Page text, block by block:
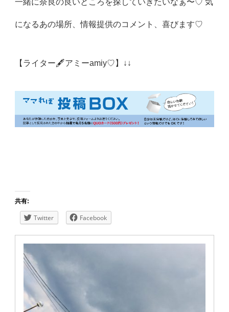
になるあの場所、情報提供のコメント、喜びます♡
【ライター🖋アミーamiy♡】↓↓
共有:
Twitter Facebook